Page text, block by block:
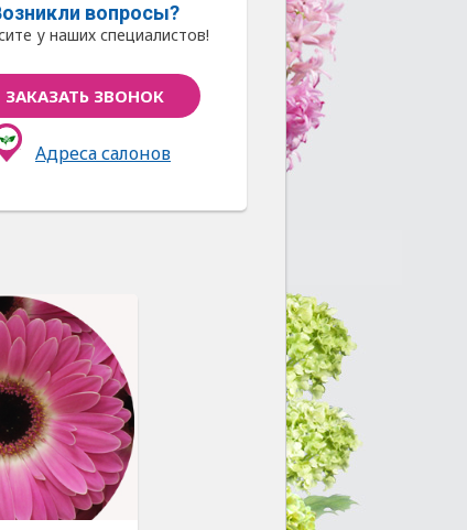
вопросы?
у наших специалистов!
ЗАКАЗАТЬ ЗВОНОК
Адреса салонов